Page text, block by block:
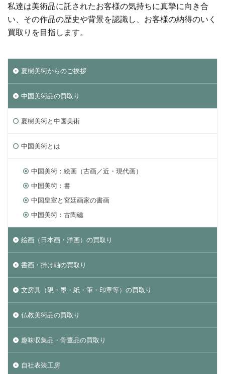
私達は美術品に託されたお客様の気持ちに真摯に向き合
い、その作品の歴史や背景を認識し、お客様の納得のいく
買取りを目指します。
夏樹美術からのご挨拶
中国美術品の買取り
夏樹美術と中国美術
中国美術とは
中国美術：絵画（古画／近・現代画）
中国美術：書
中国皇室と宮廷画家の書画
中国美術：古陶磁
絵画（日本画・洋画）の買取り
書画・掛け軸の買取り
文房具（硯・墨・紙・筆・印章等）の買取り
仏教美術品の買取り
趣味収集品・骨董品の買取り
自社表装工房